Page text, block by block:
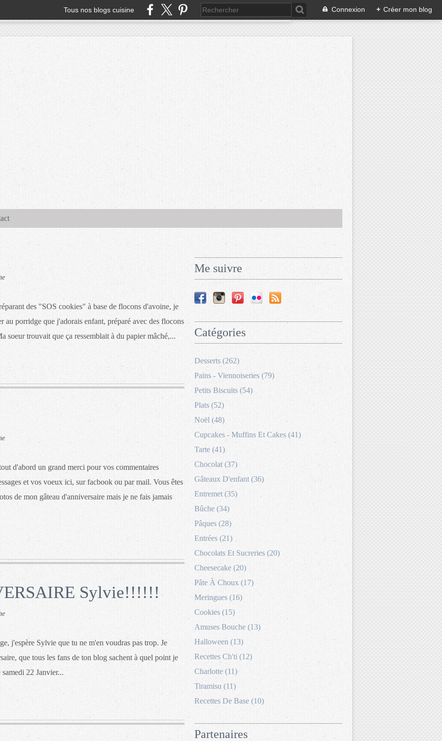
Tous nos blogs cuisine Connexion + Créer mon blog
des "SOS cookies" à base de flocons d'avoine, je
au porridge que j'adorais enfant, préparé avec des flocons
soeur trouvait que ça ressemblait à du papier mâché,...
d'abord un grand merci pour vos commentaires
et vos voeux ici, sur facbook ou par mail. Vous êtes
de mon gâteau d'anniversaire mais je ne fais jamais
Sylvie!!!!!!
j'espère Sylvie que tu ne m'en voudras pas trop. Je
que tous les fans de ton blog sachent à quel point je
22 Janvier...
Me suivre
Catégories
Desserts (262)
Pains - Viennoiseries (79)
Petits Biscuits (54)
Plats (52)
Noël (48)
Cupcakes - Muffins Et Cakes (41)
Tarte (41)
Chocolat (37)
Gâteaux D'enfant (36)
Entremet (35)
Bûche (34)
Pâques (28)
Entrées (21)
Chocolats Et Sucreries (20)
Cheesecake (20)
Pâte À Choux (17)
Meringues (16)
Cookies (15)
Amuses Bouche (13)
Halloween (13)
Recettes Ch'ti (12)
Charlotte (11)
Tiramisu (11)
Recettes De Base (10)
Partenaires